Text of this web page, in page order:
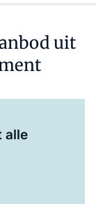
uit
alle